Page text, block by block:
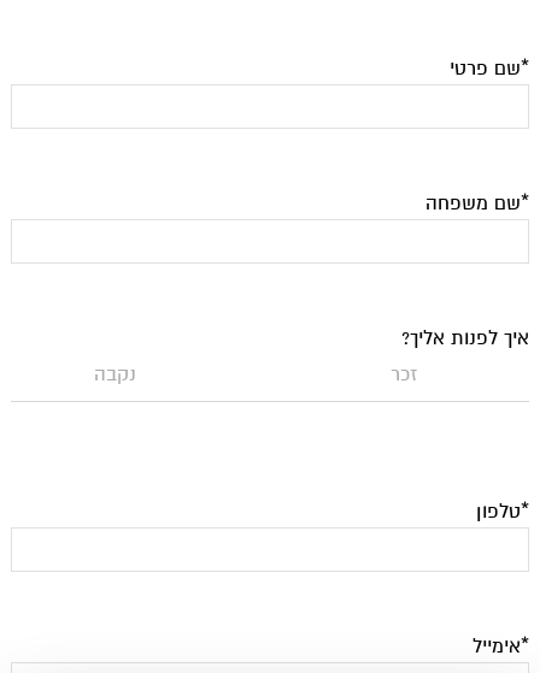
*שם פרטי
*שם משפחה
איך לפנות אליך?
זכר
נקבה
*טלפון
*אימייל